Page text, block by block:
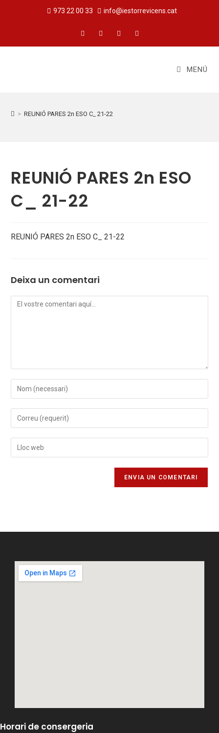
973 22 00 33 info@iestorrevicens.cat
MENÚ
> REUNIÓ PARES 2n ESO C_ 21-22
REUNIÓ PARES 2n ESO
C_ 21-22
REUNIÓ PARES 2n ESO C_ 21-22
Deixa un comentari
Horari de consergeria